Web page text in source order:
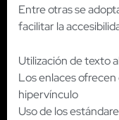
Entre otras se
facilitar la
Utilización de texto
Los enlaces
hipervínculo
Uso de los